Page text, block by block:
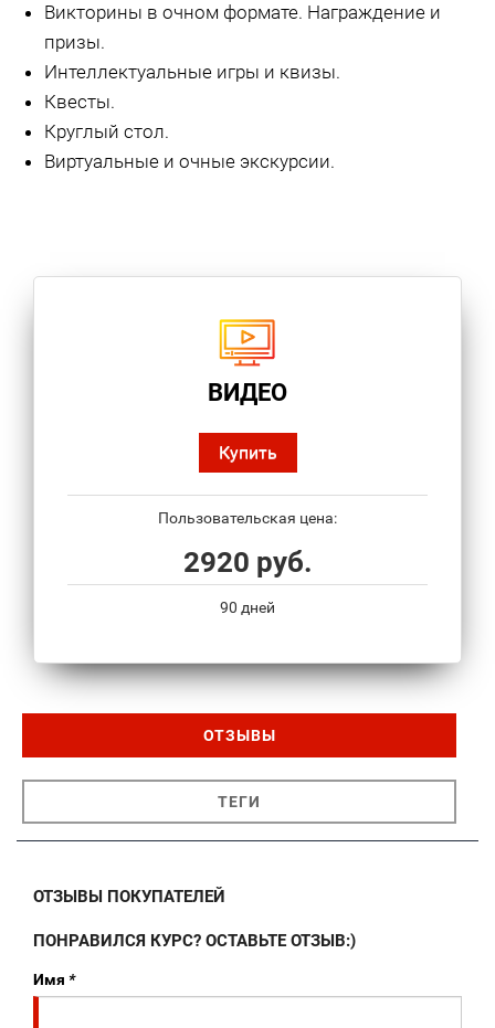
Викторины в очном формате. Награждение и
призы.
Интеллектуальные игры и квизы.
Квесты.
Круглый стол.
Виртуальные и очные экскурсии.
ВИДЕО
Купить
Пользовательская цена:
2920 руб.
90 дней
ОТЗЫВЫ
ТЕГИ
ОТЗЫВЫ ПОКУПАТЕЛЕЙ
ПОНРАВИЛСЯ КУРС? ОСТАВЬТЕ ОТЗЫВ:)
Имя *